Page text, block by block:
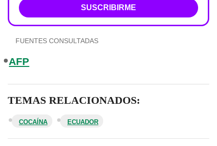
SUSCRIBIRME
FUENTES CONSULTADAS
AFP
TEMAS RELACIONADOS:
COCAÍNA ECUADOR